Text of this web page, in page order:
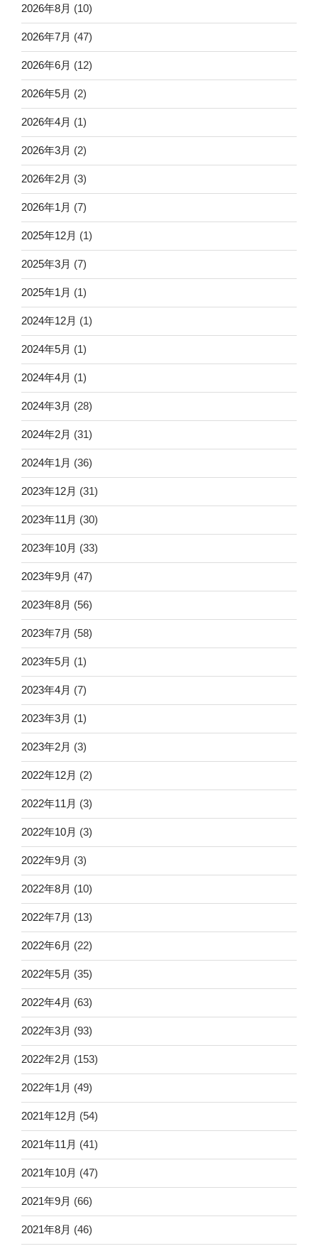
2026年8月 (10)
2026年7月 (47)
2026年6月 (12)
2026年5月 (2)
2026年4月 (1)
2026年3月 (2)
2026年2月 (3)
2026年1月 (7)
2025年12月 (1)
2025年3月 (7)
2025年1月 (1)
2024年12月 (1)
2024年5月 (1)
2024年4月 (1)
2024年3月 (28)
2024年2月 (31)
2024年1月 (36)
2023年12月 (31)
2023年11月 (30)
2023年10月 (33)
2023年9月 (47)
2023年8月 (56)
2023年7月 (58)
2023年5月 (1)
2023年4月 (7)
2023年3月 (1)
2023年2月 (3)
2022年12月 (2)
2022年11月 (3)
2022年10月 (3)
2022年9月 (3)
2022年8月 (10)
2022年7月 (13)
2022年6月 (22)
2022年5月 (35)
2022年4月 (63)
2022年3月 (93)
2022年2月 (153)
2022年1月 (49)
2021年12月 (54)
2021年11月 (41)
2021年10月 (47)
2021年9月 (66)
2021年8月 (46)